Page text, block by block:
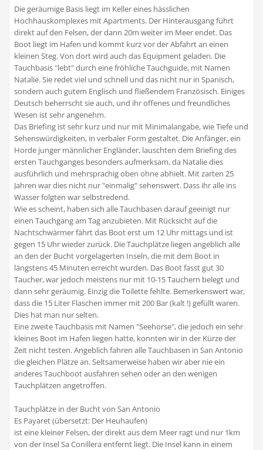
Die geräumige Basis liegt im Keller eines hässlichen
Hochhauskomplexes mit Apartments. Der Hinterausgang führt
direkt auf den Felsen, der dann 20m weiter im Meer endet. Das
Boot liegt im Hafen und kommt kurz vor der Abfahrt an einen
kleinen Steg. Von dort wird auch das Equipment geladen. Die
Tauchbasis "lebt" durch eine fröhliche Tauchguide, mit Namen
Natalie. Sie redet viel und schnell und das nicht nur in Spanisch,
sondern auch gutem Englisch und fließendem Französisch. Einiges
Deutsch beherrscht sie auch, und ihr offenes und freundliches
Wesen ist sehr angenehm.
Das Briefing ist sehr kurz und nur mit Minimalangabe, wie Tiefe und
Sehenswürdigkeiten, in verbaler Form gestaltet. Die Anfänger, ein
Horde junger männlicher Engländer, lauschten dem Briefing des
ersten Tauchganges besonders aufmerksam, da Natalie dies
ausführlich und mehrsprachig oben ohne abhielt. Mit zarten 25
Jahren war dies nicht nur "einmalig" sehenswert. Dass ihr alle ins
Wasser folgten war selbstredend.
Wie es scheint, haben sich alle Tauchbasen darauf geeinigt nur
einen Tauchgang am Tag anzubieten. Mit Rücksicht auf die
Nachtschwärmer fährt das Boot erst um 12 Uhr mittags und ist
gegen 15 Uhr wieder zurück. Die Tauchplätze liegen angeblich alle
an den der Bucht vorgelagerten Inseln, die mit dem Boot in
längstens 45 Minuten erreicht wurden. Das Boot fasst gut 30
Taucher, war jedoch meistens nur mit 10-15 Tauchern belegt und
dann sehr geräumig. Einzig die Toilette fehlte. Bemerkenswert war,
dass die 15 Liter Flaschen immer mit 200 Bar (kalt !) gefüllt waren.
Dies hat man nur selten.
Eine zweite Tauchbasis mit Namen "Seehorse", die jedoch ein sehr
kleines Boot im Hafen liegen hatte, konnten wir in der Kürze der
Zeit nicht testen. Angeblich fahren alle Tauchbasen in San Antonio
die gleichen Plätze an. Seltsamerweise haben wir aber nie ein
anderes Tauchboot ausfahren sehen oder an den wenigen
Tauchplätzen angetroffen.
Tauchplätze in der Bucht von San Antonio
Es Payaret (übersetzt: Der Heuhaufen)
ist eine kleiner Felsen, der direkt aus dem Meer ragt und nur 1km
von der Insel Sa Conillera entfernt liegt. Die Insel kann in einem